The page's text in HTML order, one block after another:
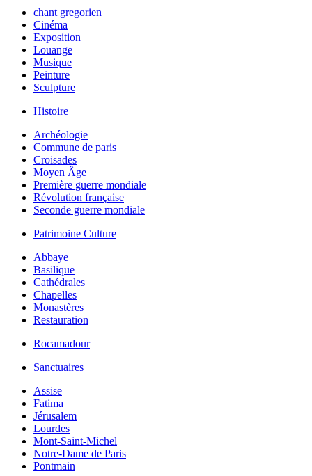
chant gregorien
Cinéma
Exposition
Louange
Musique
Peinture
Sculpture
Histoire
Archéologie
Commune de paris
Croisades
Moyen Âge
Première guerre mondiale
Révolution française
Seconde guerre mondiale
Patrimoine Culture
Abbaye
Basilique
Cathédrales
Chapelles
Monastères
Restauration
Rocamadour
Sanctuaires
Assise
Fatima
Jérusalem
Lourdes
Mont-Saint-Michel
Notre-Dame de Paris
Pontmain